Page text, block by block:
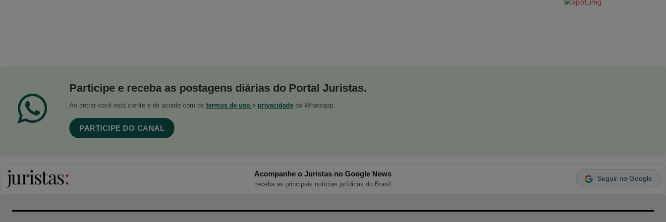
Participe e receba as postagens diárias do Portal Juristas.
Ao entrar você está ciente e de acordo com os termos de uso e privacidade do Whatsapp.
PARTICIPE DO CANAL
Acompanhe o Juristas no Google News
receba as principais notícias jurídicas do Brasil
Seguir no Google